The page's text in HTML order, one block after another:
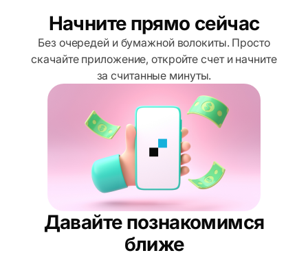
Начните прямо сейчас
Без очередей и бумажной волокиты. Просто
скачайте приложение, откройте счет и начните
за считанные минуты.
Давайте познакомимся
ближе